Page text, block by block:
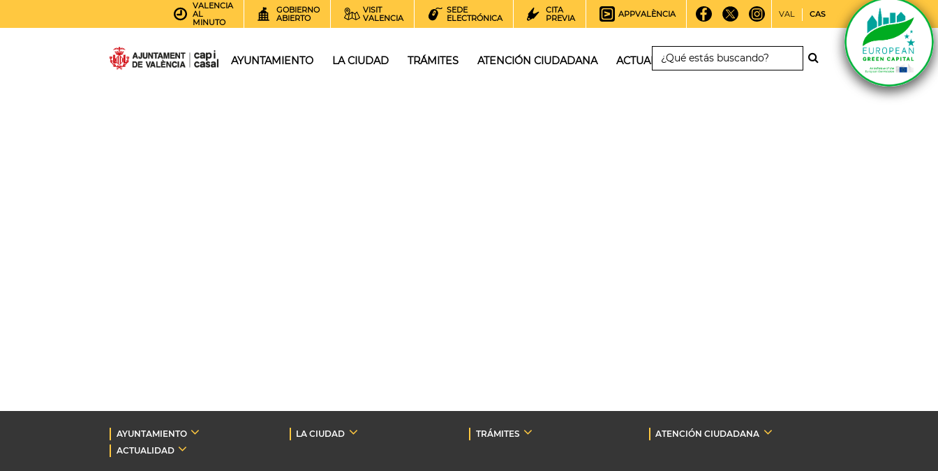
VALENCIA
AL
MINUTO
GOBIERNO
ABIERTO
VISIT
VALENCIA
SEDE
ELECTRÓNICA
CITA
PREVIA
APPVALÈNCIA VAL CAS
AYUNTAMIENTO LA CIUDAD TRÁMITES ATENCIÓN CIUDADANA ACTUALIDAD
AYUNTAMIENTO LA CIUDAD TRÁMITES
ATENCIÓN CIUDADANA
ACTUALIDAD